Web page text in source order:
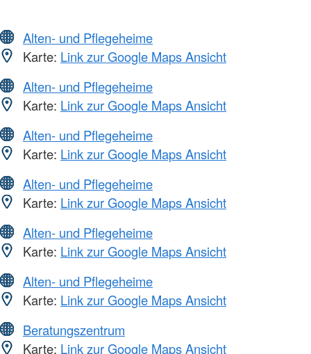
Alten- und Pflegeheime
Karte: Link zur Google Maps Ansicht
Alten- und Pflegeheime
Karte: Link zur Google Maps Ansicht
Alten- und Pflegeheime
Karte: Link zur Google Maps Ansicht
Alten- und Pflegeheime
Karte: Link zur Google Maps Ansicht
Alten- und Pflegeheime
Karte: Link zur Google Maps Ansicht
Alten- und Pflegeheime
Karte: Link zur Google Maps Ansicht
Beratungszentrum
Karte: Link zur Google Maps Ansicht